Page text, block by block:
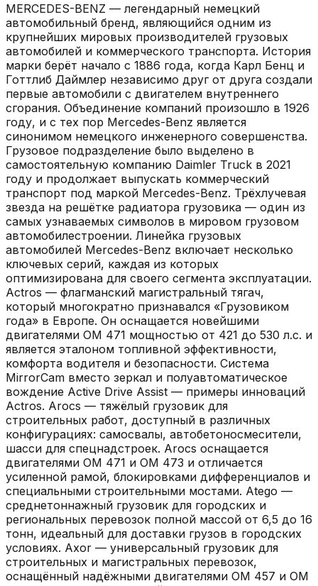
MERCEDES-BENZ — легендарный немецкий
автомобильный бренд, являющийся одним из
крупнейших мировых производителей грузовых
автомобилей и коммерческого транспорта. История
марки берёт начало с 1886 года, когда Карл Бенц и
Готтлиб Даймлер независимо друг от друга создали
первые автомобили с двигателем внутреннего
сгорания. Объединение компаний произошло в 1926
году, и с тех пор Mercedes-Benz является
синонимом немецкого инженерного совершенства.
Грузовое подразделение было выделено в
самостоятельную компанию Daimler Truck в 2021
году и продолжает выпускать коммерческий
транспорт под маркой Mercedes-Benz. Трёхлучевая
звезда на решётке радиатора грузовика — один из
самых узнаваемых символов в мировом грузовом
автомобилестроении. Линейка грузовых
автомобилей Mercedes-Benz включает несколько
ключевых серий, каждая из которых
оптимизирована для своего сегмента эксплуатации.
Actros — флагманский магистральный тягач,
который многократно признавался «Грузовиком
года» в Европе. Он оснащается новейшими
двигателями OM 471 мощностью от 421 до 530 л.с. и
является эталоном топливной эффективности,
комфорта водителя и безопасности. Система
MirrorCam вместо зеркал и полуавтоматическое
вождение Active Drive Assist — примеры инноваций
Actros. Arocs — тяжёлый грузовик для
строительных работ, доступный в различных
конфигурациях: самосвалы, автобетоносмесители,
шасси для спецнадстроек. Arocs оснащается
двигателями OM 471 и OM 473 и отличается
усиленной рамой, блокировками дифференциалов и
специальными строительными мостами. Atego —
среднетоннажный грузовик для городских и
региональных перевозок полной массой от 6,5 до 16
тонн, идеальный для доставки грузов в городских
условиях. Axor — универсальный грузовик для
строительных и магистральных перевозок,
оснащённый надёжными двигателями OM 457 и OM